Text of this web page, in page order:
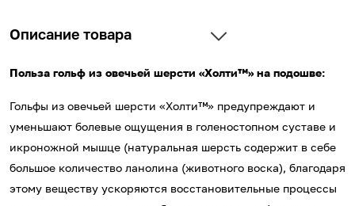
Описание товара
Польза гольф из овечьей шерсти «Холти™» на подошве:
Гольфы из овечьей шерсти «Холти™» предупреждают и
уменьшают болевые ощущения в голеностопном суставе и
икроножной мышце (натуральная шерсть содержит в себе
большое количество ланолина (животного воска), благодаря
этому веществу ускоряются восстановительные процессы